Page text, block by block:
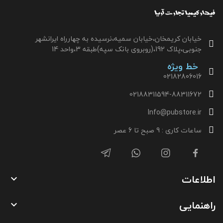
خیابان کریمخان،خیابان سمیه،نرسیده به چهارراه ایرانشهر
جنوبی،پلاک 192،(روبروی بانک سپه)طبقه 3،واحد 14
خط ویژه
02182806016
02188311594-88311672
Info@pubstore.ir
ساعات کاری : 9 صبح تا 6 عصر
اطلاعات 
راهنمایی 